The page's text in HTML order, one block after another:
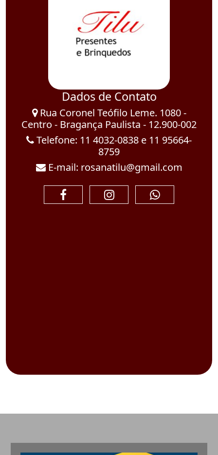
Dados de Contato
Rua Coronel Teófilo Leme. 1080 -
Centro - Bragança Paulista - 12.900-002
Telefone: 11 4032-0838 e 11 95664-
8759
E-mail: rosanatilu@gmail.com